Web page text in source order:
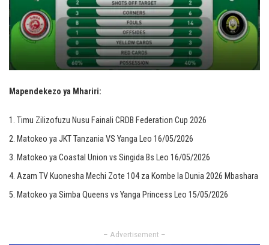
Mapendekezo ya Mhariri:
Timu Zilizofuzu Nusu Fainali CRDB Federation Cup 2026
Matokeo ya JKT Tanzania VS Yanga Leo 16/05/2026
Matokeo ya Coastal Union vs Singida Bs Leo 16/05/2026
Azam TV Kuonesha Mechi Zote 104 za Kombe la Dunia 2026 Mbashara
Matokeo ya Simba Queens vs Yanga Princess Leo 15/05/2026
– Advertisement –